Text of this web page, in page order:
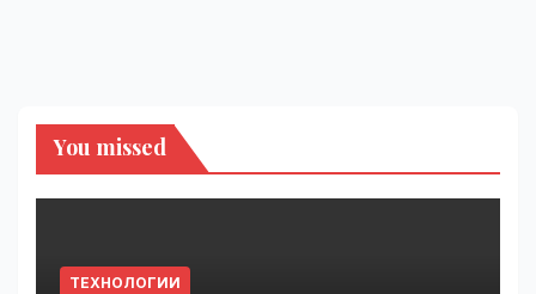
You missed
ТЕХНОЛОГИИ